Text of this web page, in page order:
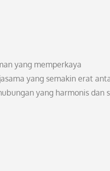
yang memperkaya
yang semakin erat
yang harmonis dan